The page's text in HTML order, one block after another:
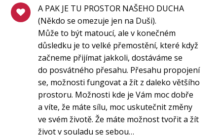
A PAK JE TU PROSTOR NAŠEHO DUCHA
(Někdo se omezuje jen na Duši).
Může to být matoucí, ale v konečném
důsledku je to velké přemostění, které když
začneme přijímat jakkoli, dostáváme se
do posvátného přesahu. Přesahu propojení
se, možnosti fungovat a žít z daleko většího
prostoru. Možnosti kde je Vám moc dobře
a víte, že máte sílu, moc uskutečnit změny
ve svém životě. Že máte možnost tvořit a žít
život v souladu se sebou…